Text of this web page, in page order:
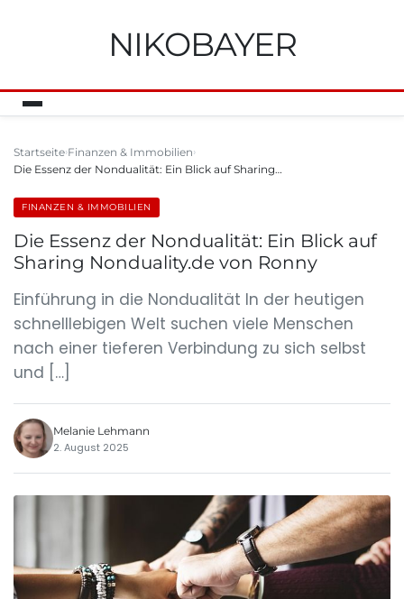
NIKOBAYER
Startseite Finanzen & Immobilien
Die Essenz der Nondualität: Ein Blick auf Sharing…
FINANZEN & IMMOBILIEN
Die Essenz der Nondualität: Ein Blick auf
Sharing Nonduality.de von Ronny
Einführung in die Nondualität In der heutigen
schnelllebigen Welt suchen viele Menschen
nach einer tieferen Verbindung zu sich selbst
und […]
Melanie Lehmann
2. August 2025